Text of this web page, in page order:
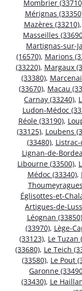
Mombrier
Mérignas
Mazères (33210),
Masseilles
Martignas-sur-
(16570), Marions
(33220), Margaux
(33380),
(33670), Macau
Carnay (33240),
Ludon-Médoc
Réole (33190),
(33125), Loubens
(33480),
Lignan-de-
Libourne (33500),
Médoc (33340),
Églisottes-et-
Artigues-de-
Léognan (33850)
(33970), Lège-
(33123), Le Tuzan
(33680), Le Teich
(33580), Le Pout
Garonne
(33430), Le